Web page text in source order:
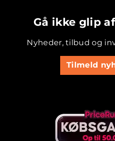
Gå ikke glip
Nyheder, tilbud og
Tilmeld